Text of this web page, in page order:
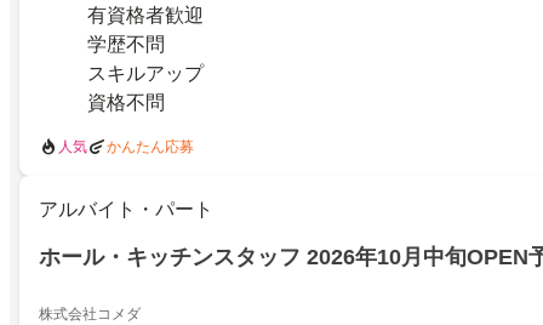
有資格者歓迎
学歴不問
スキルアップ
資格不問
人気 かんたん応募
アルバイト・パート
ホール・キッチンスタッフ 2026年10月中旬OPEN
株式会社コメダ